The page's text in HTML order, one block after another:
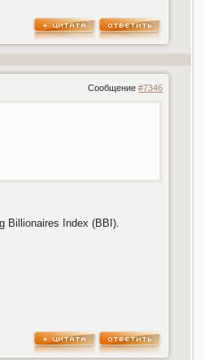
Сообщение#7346
Billionaires Index (BBI).